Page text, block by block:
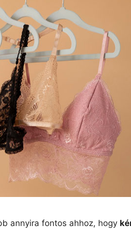
annyira fontos ahhoz, hogy